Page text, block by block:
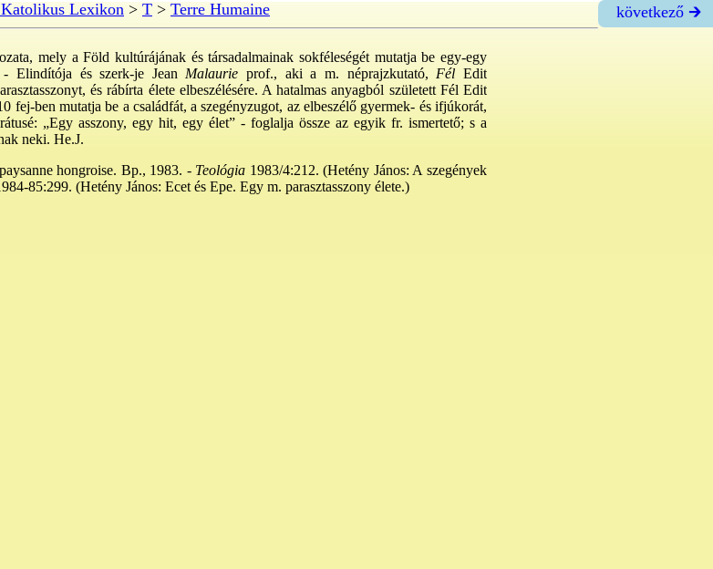
Lexikon> T> Terre Humaine következő 🡲
mely a Föld kultúrájának és társadalmainak sokféleségét mutatja be egy-egy
Elindítója és szerk-je Jean Malaurieprof., aki a m. néprajzkutató, FélEdit
és rábírta élete elbeszélésére. A hatalmas anyagból született Fél Edit
fej-ben mutatja be a családfát, a szegényzugot, az elbeszélő gyermek- és ifjúkorát,
„Egy asszony, egy hit, egy élet” - foglalja össze az egyik fr. ismertető; s a
neki. He.J.
hongroise. Bp., 1983. -Teológia 1983/4:212. (Hetény János: A szegények
85:299. (Hetény János: Ecet és Epe. Egy m. parasztasszony élete.)